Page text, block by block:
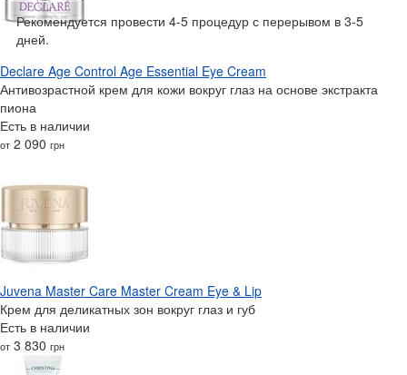
Рекомендуется провести 4-5 процедур с перерывом в 3-5
дней.
Declare Age Control Age Essential Eye Cream
Антивозрастной крем для кожи вокруг глаз на основе экстракта
пиона
Есть в наличии
от 2 090 грн
Juvena Master Care Master Cream Eye & Lip
Крем для деликатных зон вокруг глаз и губ
Есть в наличии
от 3 830 грн